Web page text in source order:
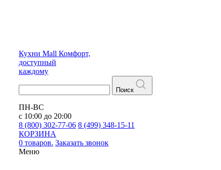
Кухни Mall Комфорт,
доступный
каждому
Поиск
ПН-ВС
с 10:00 до 20:00
8 (800) 302-77-06 8 (499) 348-15-11
КОРЗИНА
0 товаров. Заказать звонок
Меню